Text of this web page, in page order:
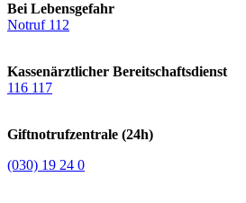
Bei Lebensgefahr
Notruf 112
Kassenärztlicher Bereitschaftsdienst
116 117
Giftnotrufzentrale (24h)
(030) 19 24 0